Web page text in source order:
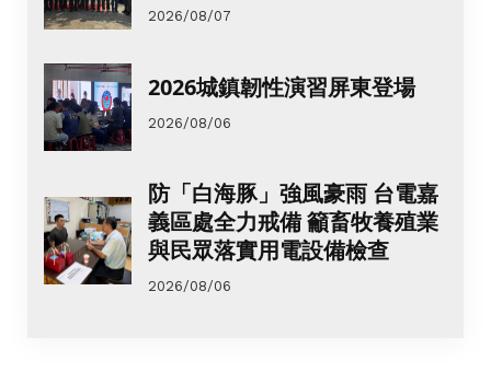
2026/08/07
2026城鎮韌性演習屏東登場
2026/08/06
防「白海豚」強風豪雨 台電嘉
義區處全力戒備 籲畜牧養殖業
與民眾落實用電設備檢查
2026/08/06